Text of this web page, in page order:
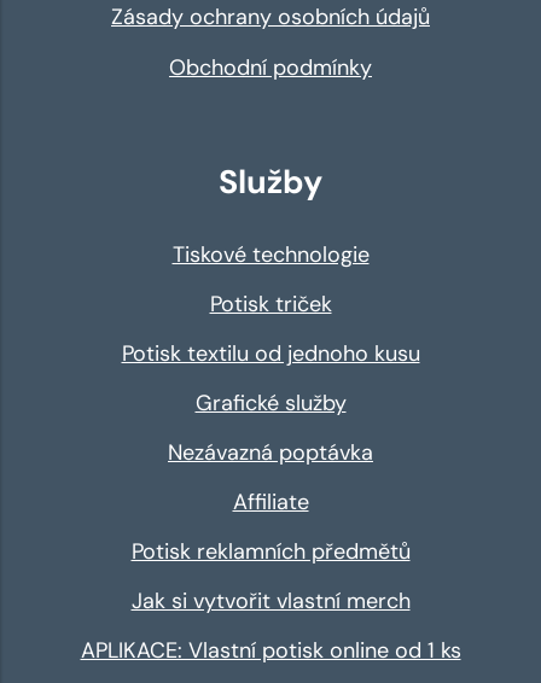
Zásady ochrany osobních údajů
Obchodní podmínky
Služby
Tiskové technologie
Potisk triček
Potisk textilu od jednoho kusu
Grafické služby
Nezávazná poptávka
Affiliate
Potisk reklamních předmětů
Jak si vytvořit vlastní merch
APLIKACE: Vlastní potisk online od 1 ks